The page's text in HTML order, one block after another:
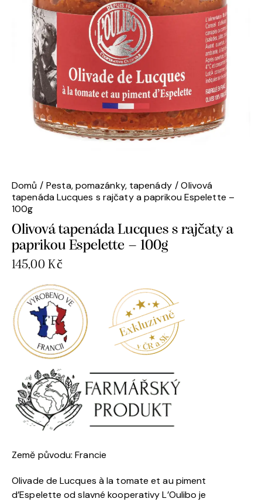
Domů Pesta, pomazánky, tapenády
Olivová
tapenáda Lucques s rajčaty a paprikou Espelette –
100g
Olivová tapenáda Lucques s rajčaty a
paprikou Espelette – 100g
145,00 Kč
Země původu: Francie
Olivade de Lucques à la tomate et au piment
d’Espelette od slavné kooperativy L’Oulibo je